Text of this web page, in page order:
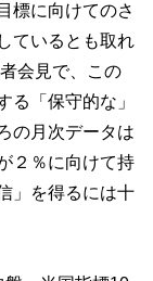
標に向けてのさ
ているとも取れ
会見で、この
る「保守的な」
の月次データは
２％に向けて持
」を得るには十